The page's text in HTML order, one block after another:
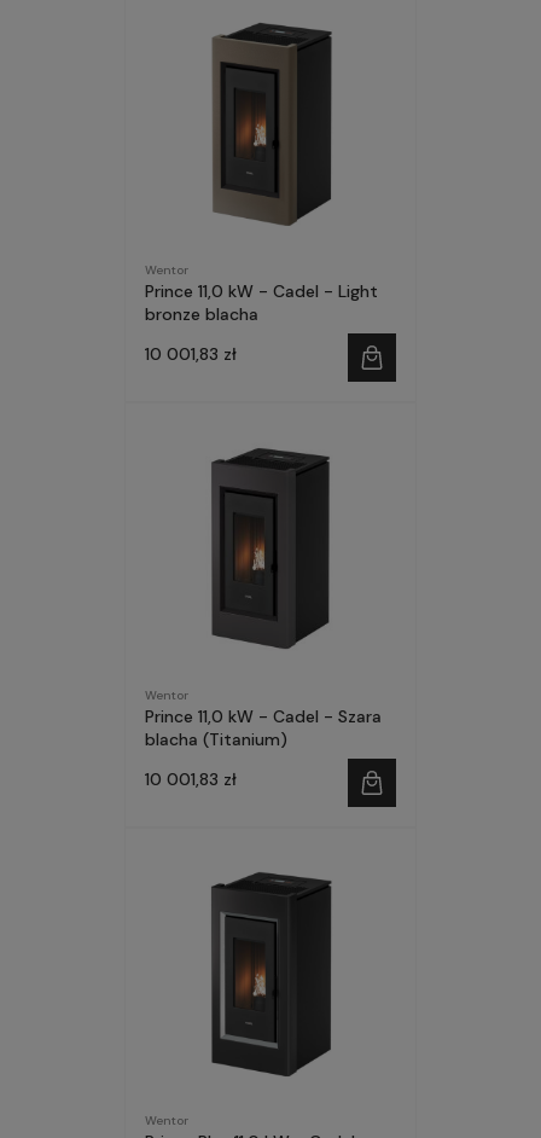
Wentor
Prince 11,0 kW - Cadel - Light
bronze blacha
10 001,83 zł
Wentor
Prince 11,0 kW - Cadel - Szara
blacha (Titanium)
10 001,83 zł
Wentor